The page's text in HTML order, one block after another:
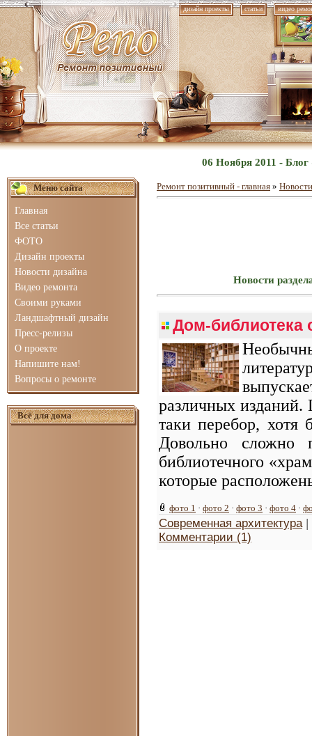
дизайн проекты статьи видео
06 Ноября 2011 -
Меню сайта
Главная
Все статьи
ФОТО
Дизайн проекты
Новости дизайна
Видео ремонта
Своими руками
Ландшафтный дизайн
Пресс-релизы
О проекте
Напишите нам!
Вопросы о ремонте
Всё для дома
Ремонт позитивный - главная »
Новости
Дом-библиотека
различных изданий.
таки перебор, хотя
Довольно сложно
библиотечного
которые
фото 1 · фото 2 · фото 3 · фото 4 ·
Современная архитектура|
Комментарии (1)